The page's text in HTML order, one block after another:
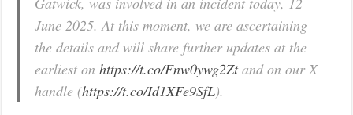
June 2025. At this moment, we are ascertaining
the details and will share further updates at the
earliest onhttps://t.co/Fnw0ywg2Ztand on our X
handle (https://t.co/Id1XFe9SfL).